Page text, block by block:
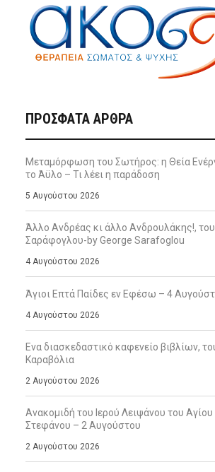
ΠΡΌΣΦΑΤΑ ΆΡΘΡΑ
Μεταμόρφωση του Σωτήρος: η Θεία
το Άϋλο – Τι λέει η παράδοση
5 Αυγούστου 2026
Άλλο Ανδρέας κι άλλο Ανδρουλάκης!,
Σαράφογλου-by George Sarafoglou
4 Αυγούστου 2026
Άγιοι Επτά Παίδες εν Εφέσω – 4
4 Αυγούστου 2026
Ενα διασκεδαστικό καφενείο βιβλίων,
Καραβόλια
2 Αυγούστου 2026
Ανακομιδή του Ιερού Λειψάνου του
Στεφάνου – 2 Αυγούστου
2 Αυγούστου 2026